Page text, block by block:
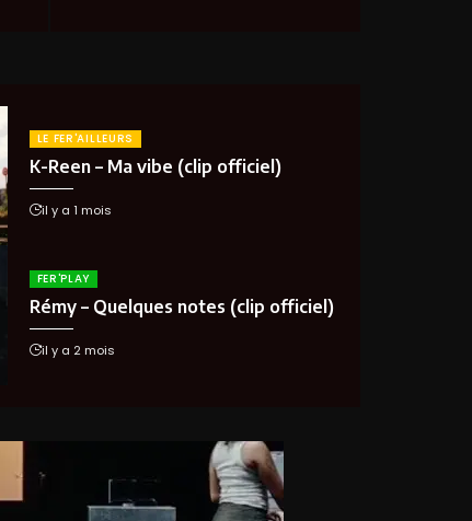
LE FER'AILLEURS
K-Reen – Ma vibe (clip officiel)
il y a 1 mois
FER'PLAY
Rémy – Quelques notes (clip officiel)
il y a 2 mois